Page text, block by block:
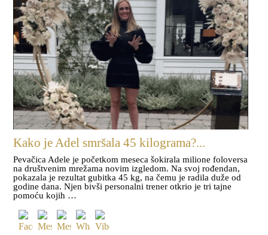
Kako je Adel smršala 45 kilograma?...
Pevačica Adele je početkom meseca šokirala milione foloversa
na društvenim mrežama novim izgledom. Na svoj rođendan,
pokazala je rezultat gubitka 45 kg, na čemu je radila duže od
godine dana. Njen bivši personalni trener otkrio je tri tajne
pomoću kojih …